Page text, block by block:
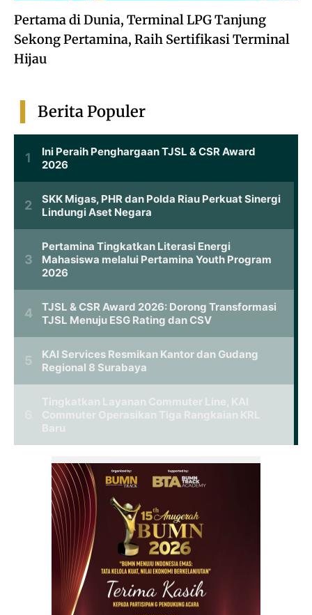
Pertama di Dunia, Terminal LPG Tanjung
Sekong Pertamina, Raih Sertifikasi Terminal
Hijau
Berita Populer